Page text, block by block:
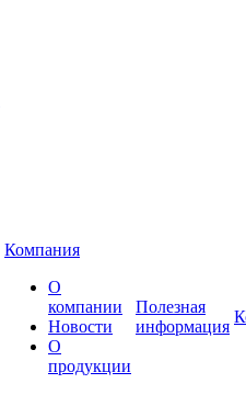
Компания
О
компании
Новости
О
продукции
Полезная
информация